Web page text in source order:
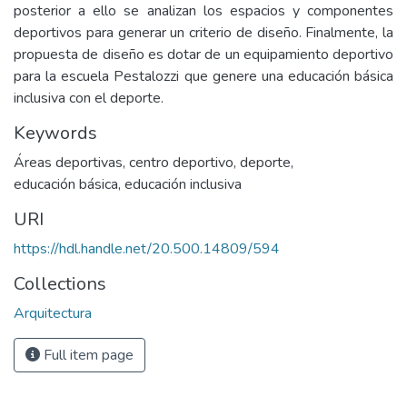
posterior a ello se analizan los espacios y componentes
deportivos para generar un criterio de diseño. Finalmente, la
propuesta de diseño es dotar de un equipamiento deportivo
para la escuela Pestalozzi que genere una educación básica
inclusiva con el deporte.
Keywords
Áreas deportivas, centro deportivo, deporte,
educación básica, educación inclusiva
URI
https://hdl.handle.net/20.500.14809/594
Collections
Arquitectura
Full item page